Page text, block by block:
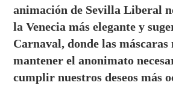
animación de Sevilla Liberal
la Venecia más elegante y
Carnaval, donde las
mantener el anonimato
cumplir nuestros deseos más